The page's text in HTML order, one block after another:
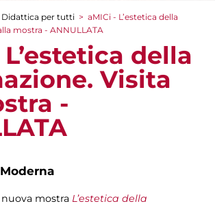
Didattica per tutti > aMICi - L’estetica della
mostra - ANNULLATA
della
Visita
-
mostra L’estetica della